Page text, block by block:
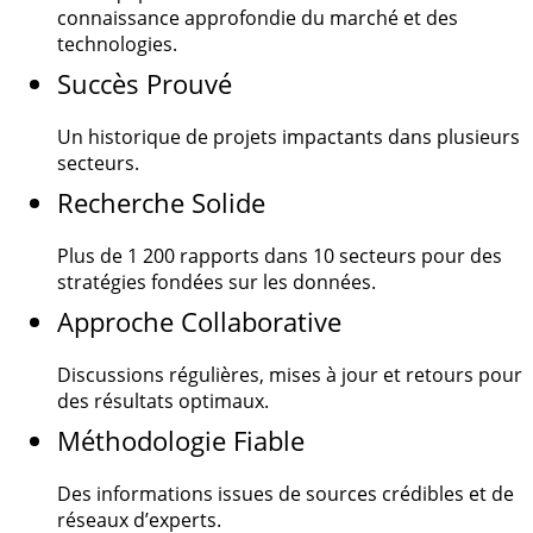
connaissance approfondie du marché et des
technologies.
Succès Prouvé
Un historique de projets impactants dans plusieurs
secteurs.
Recherche Solide
Plus de 1 200 rapports dans 10 secteurs pour des
stratégies fondées sur les données.
Approche Collaborative
Discussions régulières, mises à jour et retours pour
des résultats optimaux.
Méthodologie Fiable
Des informations issues de sources crédibles et de
réseaux d’experts.